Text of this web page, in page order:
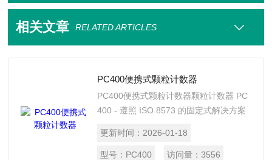
相关文章 RELATED ARTICLES
PC400便携式颗粒计数器​
PC400便携式颗粒计数器​ 颗粒计数器 PC
400 - 遵照 ISO 8573 的固定式解决方案
寸为 0.1 &amp;#181;m 的颗粒，因此适
于监控 1 级压缩空气 (ISO 8573)。监测
更新时间： 2026-01-18
型号： PC400 访问量： 3556